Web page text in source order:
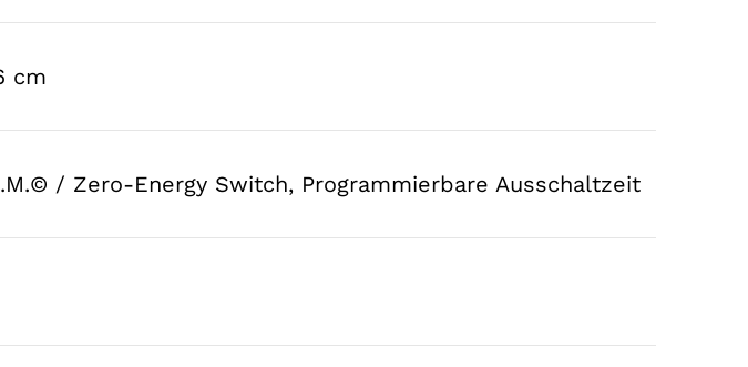
cm
/ Zero-Energy Switch, Programmierbare Ausschaltzeit